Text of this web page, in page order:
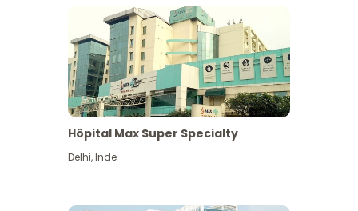
Hôpital Max Super Specialty
Delhi,Inde